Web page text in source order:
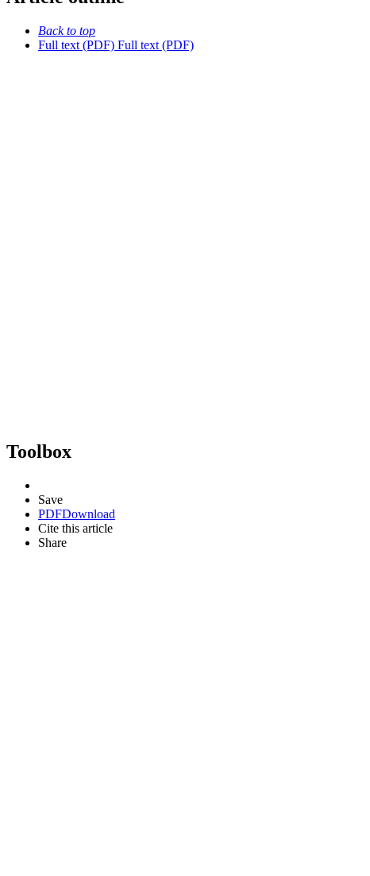
Back to top
Full text (PDF) Full text (PDF)
Toolbox
Save
PDFDownload
Cite this article
Share